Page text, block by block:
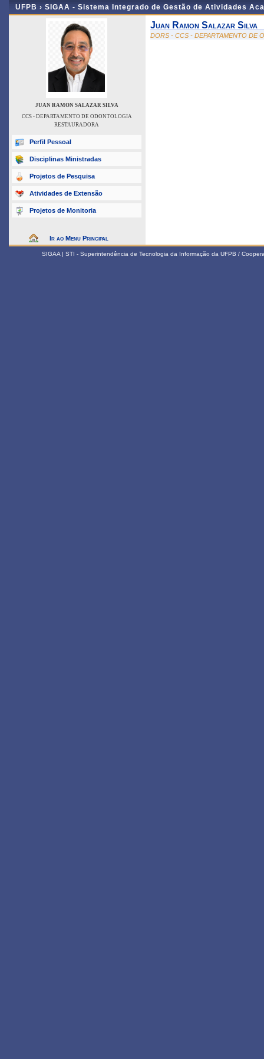
UFPB › SIGAA - Sistema Integrado de Gestão de Atividades
JUAN RAMON SALAZAR SILVA
CCS - DEPARTAMENTO DE ODONTOLOGIA
RESTAURADORA
Perfil Pessoal
Disciplinas Ministradas
Projetos de Pesquisa
Atividades de Extensão
Projetos de Monitoria
Ir ao Menu Principal
Juan Ramon Salazar Silva
DORS - CCS - DEPARTAMENTO DE
SIGAA | STI - Superintendência de Tecnologia da Informação da UFPB /